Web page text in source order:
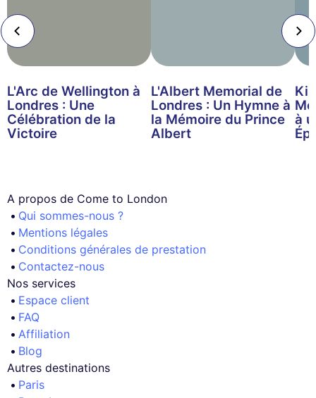
L'Arc de Wellington à
Londres : Une
Célébration de la
Victoire
L'Albert Memorial de
Londres : Un Hymne à
la Mémoire du Prince
Albert
à
A propos de Come to London
Qui sommes-nous ?
Mentions légales
Conditions générales de prestation
Contactez-nous
Nos services
Espace client
FAQ
Affiliation
Blog
Autres destinations
Paris